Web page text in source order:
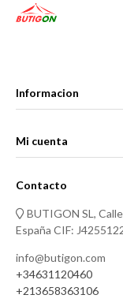
Informacion
Mi cuenta
Contacto
BUTIGON SL,
España CIF:
info@butigon.com
+34631120460
+213658363106